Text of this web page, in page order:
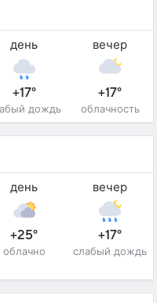
день
+17°
дождь
вечер
+17°
облачность
день
+25°
облачно
вечер
+17°
слабый дождь